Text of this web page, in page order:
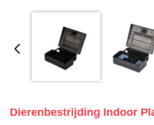
Dierenbestrijding Indoor